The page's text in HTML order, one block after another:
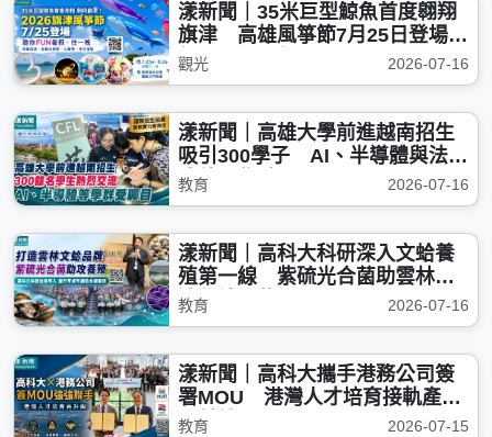
漾新聞｜35米巨型鯨魚首度翱翔
旗津 高雄風箏節7月25日登場邀
親子FUN暑假
觀光 2026-07-16
漾新聞｜高雄大學前進越南招生
吸引300學子 AI、半導體與法律
成熱門焦點
教育 2026-07-16
漾新聞｜高科大科研深入文蛤養
殖第一線 紫硫光合菌助雲林打
造永續品牌
教育 2026-07-16
漾新聞｜高科大攜手港務公司簽
署MOU 港灣人才培育接軌產業
最前線
教育 2026-07-15